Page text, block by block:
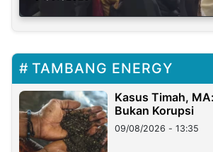
TAMBANG ENERGY
Kasus Timah,
Bukan Korupsi
09/08/2026 - 13:35